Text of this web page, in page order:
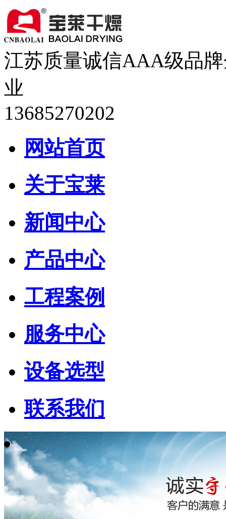
江苏质量诚信AAA级品
业
13685270202
网站首页
关于宝莱
新闻中心
产品中心
工程案例
服务中心
设备选型
联系我们